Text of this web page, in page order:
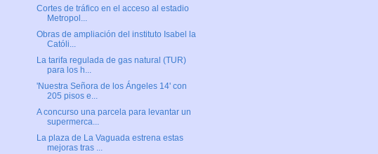
Cortes de tráfico en el acceso al estadio
Metropol...
Obras de ampliación del instituto Isabel la
Católi...
La tarifa regulada de gas natural (TUR)
para los h...
'Nuestra Señora de los Ángeles 14' con
205 pisos e...
A concurso una parcela para levantar un
supermerca...
La plaza de La Vaguada estrena estas
mejoras tras ...